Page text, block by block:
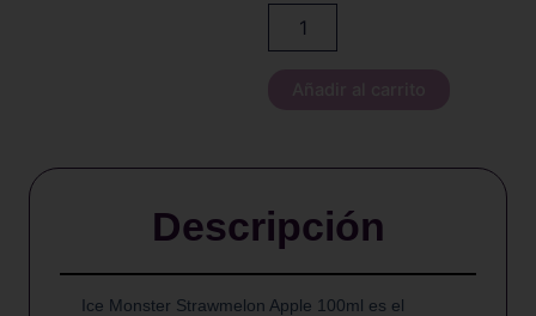
Descripción
Ice Monster Strawmelon Apple 100ml es el